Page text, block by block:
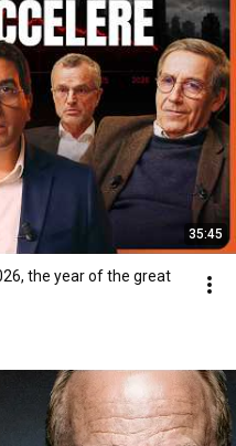
35:45
the year of the great